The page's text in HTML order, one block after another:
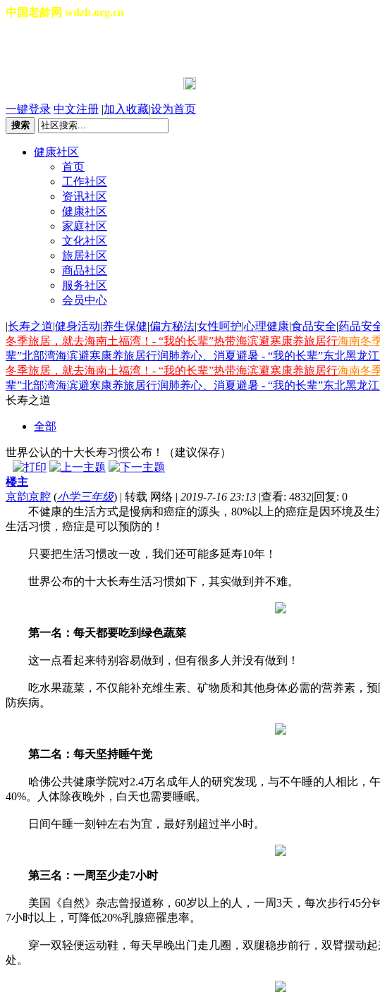
中国老龄网 wdzb.org.cn
一键登录 中文注册 |加入收藏|设为首页
搜索
健康社区
首页
工作社区
资讯社区
健康社区
家庭社区
文化社区
旅居社区
商品社区
服务社区
会员中心
|长寿之道|健身活动|养生保健|偏方秘法|女性呵护|心理健康|食品安全|药品安
冬季旅居，就去海南土福湾！- “我的长辈”热带海滨避寒康养旅居行海南冬
辈”北部湾海滨避寒康养旅居行润肺养心、消夏避暑 - “我的长辈”东北黑龙
冬季旅居，就去海南土福湾！- “我的长辈”热带海滨避寒康养旅居行海南冬
辈”北部湾海滨避寒康养旅居行润肺养心、消夏避暑 - “我的长辈”东北黑龙
长寿之道
全部
世界公认的十大长寿习惯公布！（建议保存）
楼主
京韵京腔 (小学三年级) | 转载 网络 | 2019-7-16 23:13 |查看: 4832|回复: 0
不健康的生活方式是慢病和癌症的源头，80%以上的癌症是因环境及生
生活习惯，癌症是可以预防的！
只要把生活习惯改一改，我们还可能多延寿10年！
世界公布的十大长寿生活习惯如下，其实做到并不难。
第一名：每天都要吃到绿色蔬菜
这一点看起来特别容易做到，但有很多人并没有做到！
吃水果蔬菜，不仅能补充维生素、矿物质和其他身体必需的营养素，预
防疾病。
第二名：每天坚持睡午觉
哈佛公共健康学院对2.4万名成年人的研究发现，与不午睡的人相比，
40%。人体除夜晚外，白天也需要睡眠。
日间午睡一刻钟左右为宜，最好别超过半小时。
第三名：一周至少走7小时
美国《自然》杂志曾报道称，60岁以上的人，一周3天，每次步行45分
7小时以上，可降低20%乳腺癌罹患率。
穿一双轻便运动鞋，每天早晚出门走几圈，双腿稳步前行，双臂摆动起
处。